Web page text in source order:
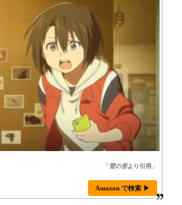
「聲の形より引用」
Amazon で検索 ▶